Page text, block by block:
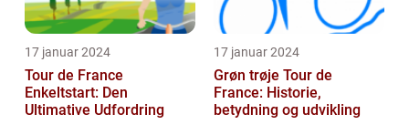
17 januar 2024
Tour de France
Enkeltstart: Den
Ultimative Udfordring
17 januar 2024
Grøn trøje Tour de
France: Historie,
betydning og udvikling